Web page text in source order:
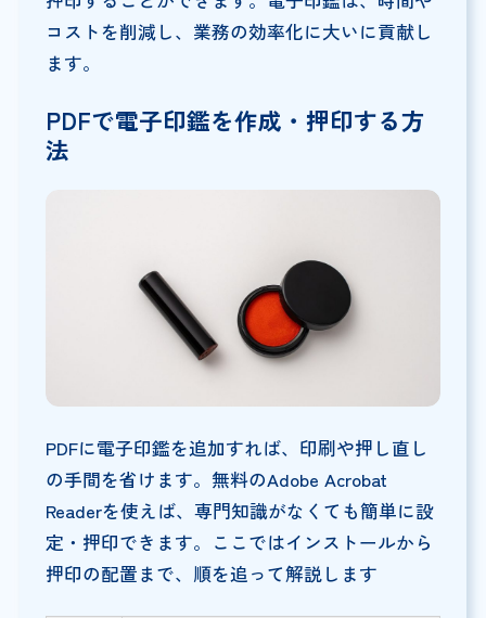
コストを削減し、業務の効率化に大いに貢献し
ます。
PDFで電子印鑑を作成・押印する方
法
PDFに電子印鑑を追加すれば、印刷や押し直し
の手間を省けます。無料のAdobe Acrobat
Readerを使えば、専門知識がなくても簡単に設
定・押印できます。ここではインストールから
押印の配置まで、順を追って解説します